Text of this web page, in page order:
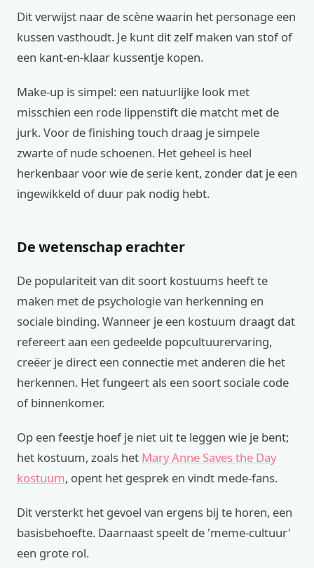
Dit verwijst naar de scène waarin het personage een
kussen vasthoudt. Je kunt dit zelf maken van stof of
een kant-en-klaar kussentje kopen.
Make-up is simpel: een natuurlijke look met
misschien een rode lippenstift die matcht met de
jurk. Voor de finishing touch draag je simpele
zwarte of nude schoenen. Het geheel is heel
herkenbaar voor wie de serie kent, zonder dat je een
ingewikkeld of duur pak nodig hebt.
De wetenschap erachter
De populariteit van dit soort kostuums heeft te
maken met de psychologie van herkenning en
sociale binding. Wanneer je een kostuum draagt dat
refereert aan een gedeelde popcultuurervaring,
creëer je direct een connectie met anderen die het
herkennen. Het fungeert als een soort sociale code
of binnenkomer.
Op een feestje hoef je niet uit te leggen wie je bent;
het kostuum, zoals het Mary Anne Saves the Day
kostuum, opent het gesprek en vindt mede-fans.
Dit versterkt het gevoel van ergens bij te horen, een
basisbehoefte. Daarnaast speelt de 'meme-cultuur'
een grote rol.